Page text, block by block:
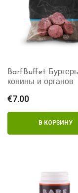
BarfBuffet
конины и органов
€7.00
В КОРЗИНУ